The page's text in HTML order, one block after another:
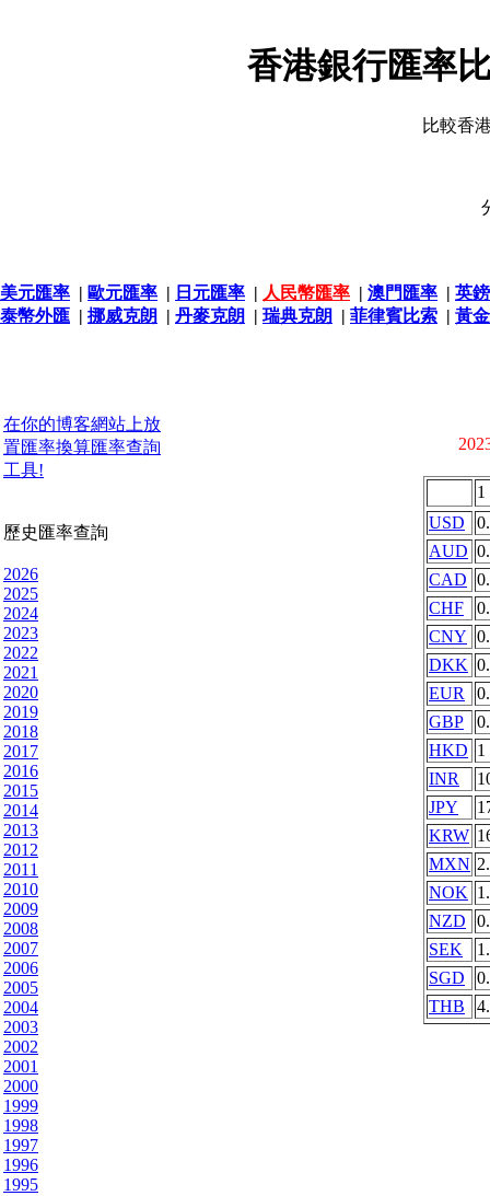
香港銀行匯率
比較香
美元匯率 | 歐元匯率 | 日元匯率 | 人民幣匯率 | 澳門匯率 | 英
泰幣外匯 | 挪威克朗 | 丹麥克朗 | 瑞典克朗 | 菲律賓比索 | 黃
在你的博客網站上放
置匯率換算匯率查詢
工具!
歷史匯率查詢
2026
2025
2024
2023
2022
2021
2020
2019
2018
2017
2016
2015
2014
2013
2012
2011
2010
2009
2008
2007
2006
2005
2004
2003
2002
2001
2000
1999
1998
1997
1996
1995
1
USD
AUD
CAD
CHF
CNY
DKK
EUR
GBP
HKD 1
INR
JPY
KRW
MXN
NOK
NZD
SEK
SGD
THB